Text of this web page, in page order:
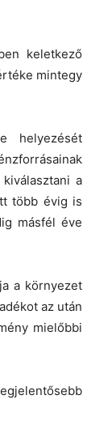
keletkező
mintegy
helyezését
a
több évig is
másfél éve
a környezet
az után
mielőbbi